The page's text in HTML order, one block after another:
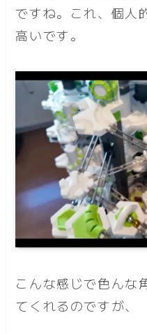
ですね。これ、個人
高いです。
こんな感じで色んな
てくれるのですが、